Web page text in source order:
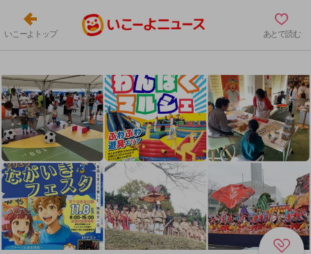
いこーよトップ あとで読む